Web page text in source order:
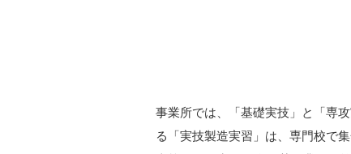
事業所では、「基礎実技」と「専
る「実技製造実習」は、専門校で集